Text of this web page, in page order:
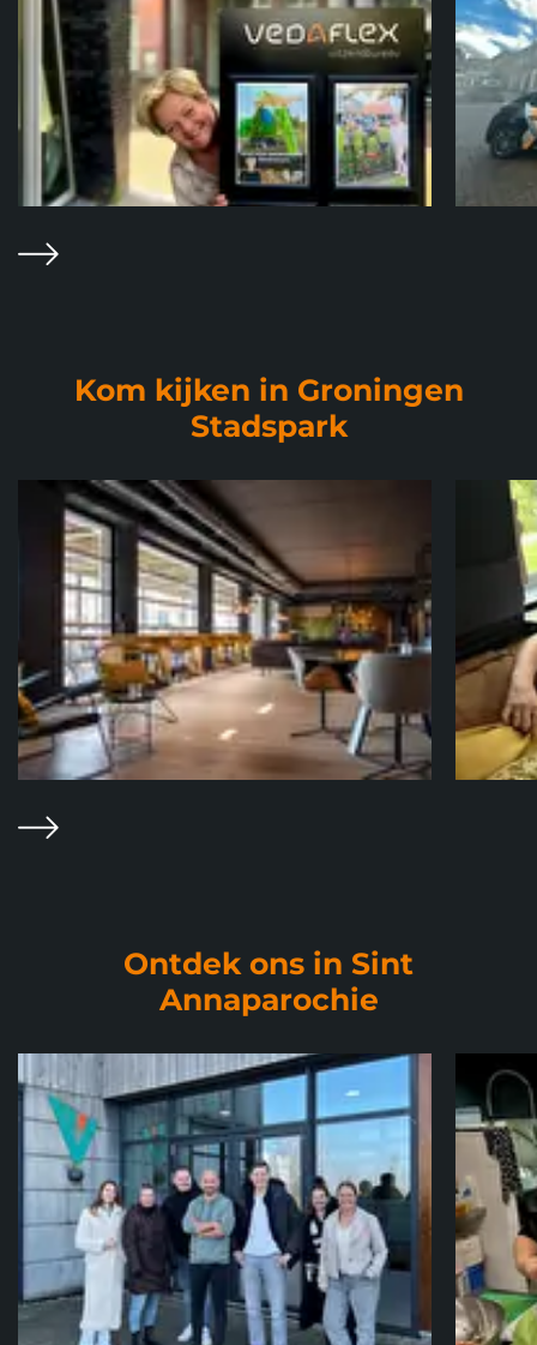
Kom kijken in Groningen
Stadspark
Foto album
overslaan
Ontdek ons in Sint
Annaparochie
Foto album
overslaan